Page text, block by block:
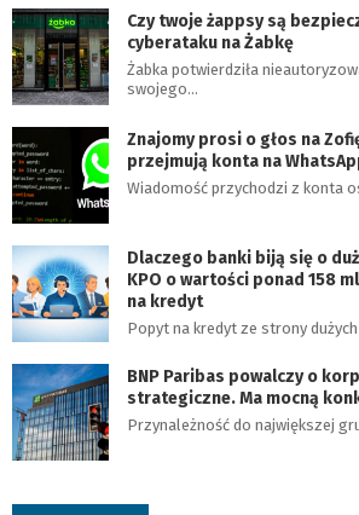
Czy twoje żappsy są
cyberataku na Żabkę
Żabka potwierdziła
swojego…
Znajomy prosi o głos na
przejmują konta na
Wiadomość przychodzi z konta
Dlaczego banki biją się o
KPO o wartości ponad 158
na kredyt
Popyt na kredyt ze strony
BNP Paribas powalczy o
strategiczne. Ma mocną
Przynależność do największej